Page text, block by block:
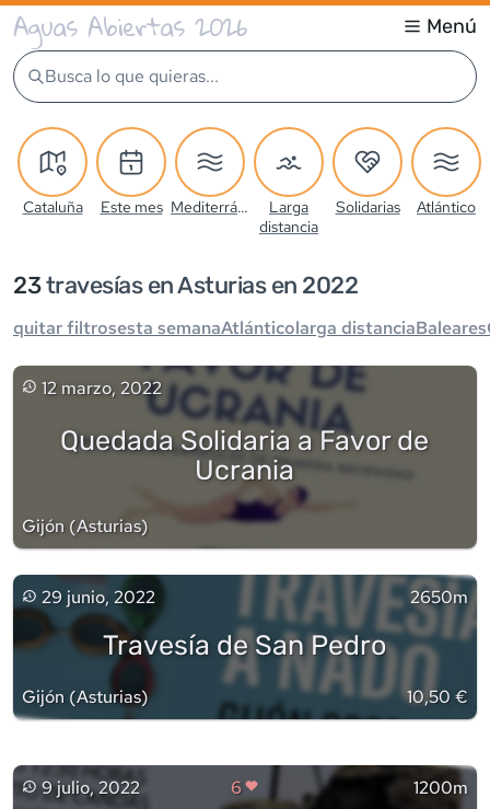
Aguas Abiertas 2026 Menú
Busca lo que quieras...
Cataluña Este mes Mediterráneo
Larga
distancia
Solidarias Atlántico
23travesías en Asturias en 2022
quitar filtrosesta semanaAtlánticolarga distanciaBaleares
12 marzo, 2022
Quedada Solidaria a Favor de
Ucrania
Gijón (Asturias)
29 junio, 2022 2650m
Travesía de San Pedro
Gijón (Asturias) 10,50 €
9 julio, 2022 6 1200m